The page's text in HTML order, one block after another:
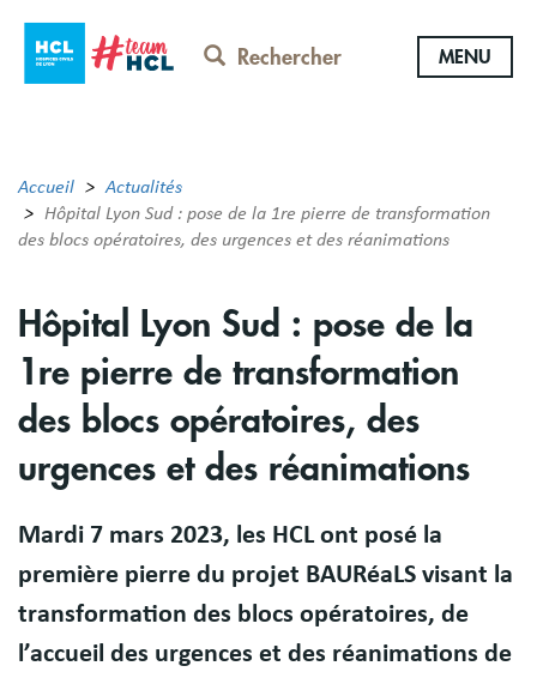
contenu
Rechercher MENU
Accueil
Actualités
Hôpital Lyon Sud : pose de la 1re pierre de transformation
des blocs opératoires, des urgences et des réanimations
Hôpital Lyon Sud : pose de la
1re pierre de transformation
des blocs opératoires, des
urgences et des réanimations
Mardi 7 mars 2023, les HCL ont posé la
première pierre du projet BAURéaLS visant la
transformation des blocs opératoires, de
l’accueil des urgences et des réanimations de